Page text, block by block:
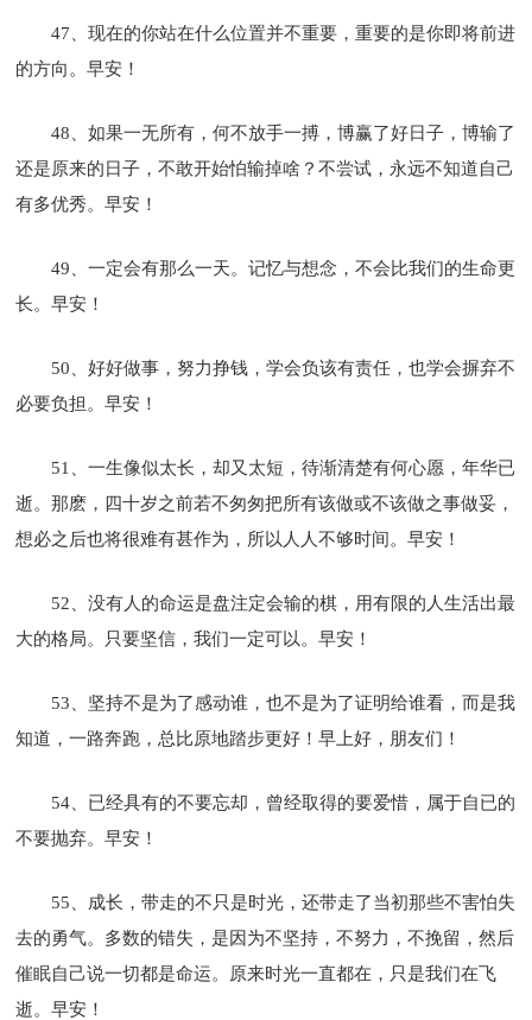
47、现在的你站在什么位置并不重要，重要的是你即将前进
的方向。早安！
48、如果一无所有，何不放手一搏，博赢了好日子，博输了
还是原来的日子，不敢开始怕输掉啥？不尝试，永远不知道自己
有多优秀。早安！
49、一定会有那么一天。记忆与想念，不会比我们的生命更
长。早安！
50、好好做事，努力挣钱，学会负该有责任，也学会摒弃不
必要负担。早安！
51、一生像似太长，却又太短，待渐清楚有何心愿，年华已
逝。那麽，四十岁之前若不匆匆把所有该做或不该做之事做妥，
想必之后也将很难有甚作为，所以人人不够时间。早安！
52、没有人的命运是盘注定会输的棋，用有限的人生活出最
大的格局。只要坚信，我们一定可以。早安！
53、坚持不是为了感动谁，也不是为了证明给谁看，而是我
知道，一路奔跑，总比原地踏步更好！早上好，朋友们！
54、已经具有的不要忘却，曾经取得的要爱惜，属于自已的
不要抛弃。早安！
55、成长，带走的不只是时光，还带走了当初那些不害怕失
去的勇气。多数的错失，是因为不坚持，不努力，不挽留，然后
催眠自己说一切都是命运。原来时光一直都在，只是我们在飞
逝。早安！